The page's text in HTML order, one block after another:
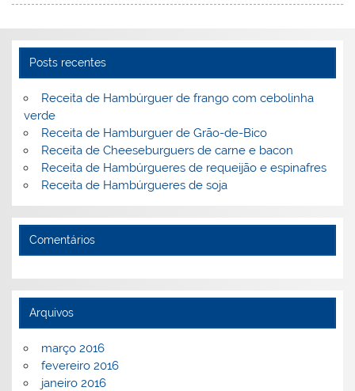
Posts recentes
Receita de Hambúrguer de frango com cebolinha
verde
Receita de Hamburguer de Grão-de-Bico
Receita de Cheeseburguers de carne e bacon
Receita de Hambúrgueres de requeijão e espinafres
Receita de Hambúrgueres de soja
Comentários
Arquivos
março 2016
fevereiro 2016
janeiro 2016